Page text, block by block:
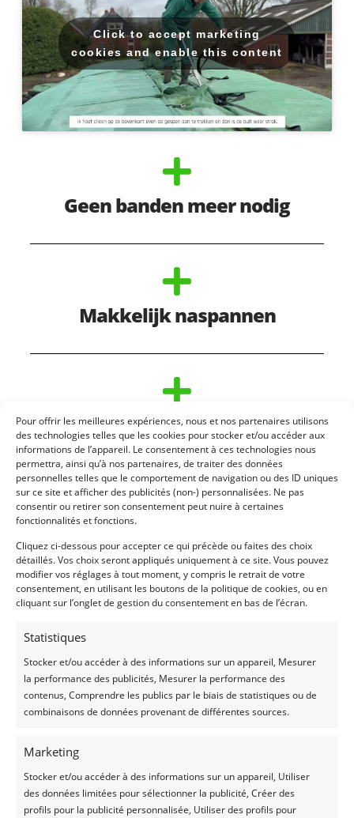
Pour offrir les meilleures expériences, nous et nos partenaires utilisons
des technologies telles que les cookies pour stocker et/ou accéder aux
informations de l’appareil. Le consentement à ces technologies nous
permettra, ainsi qu’à nos partenaires, de traiter des données
personnelles telles que le comportement de navigation ou des ID uniques
sur ce site et afficher des publicités (non-) personnalisées. Ne pas
consentir ou retirer son consentement peut nuire à certaines
fonctionnalités et fonctions.
Cliquez ci-dessous pour accepter ce qui précède ou faites des choix
détaillés. Vos choix seront appliqués uniquement à ce site. Vous pouvez
modifier vos réglages à tout moment, y compris le retrait de votre
consentement, en utilisant les boutons de la politique de cookies, ou en
cliquant sur l’onglet de gestion du consentement en bas de l’écran.
Statistiques
Stocker et/ou accéder à des informations sur un appareil, Mesurer
la performance des publicités, Mesurer la performance des
contenus, Comprendre les publics par le biais de statistiques ou de
combinaisons de données provenant de différentes sources.
Marketing
Stocker et/ou accéder à des informations sur un appareil, Utiliser
des données limitées pour sélectionner la publicité, Créer des
profils pour la publicité personnalisée, Utiliser des profils pour
Click to accept marketing
cookies and enable this content
Geen banden meer nodig
Makkelijk naspannen
Goede service
Vraag vrijblijvend een offerte
aan